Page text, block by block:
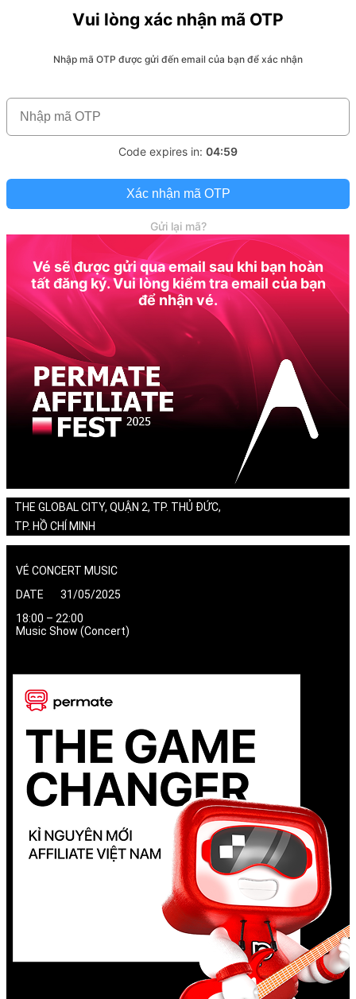
Vui lòng xác nhận mã OTP
Nhập mã OTP được gửi đến email của bạn để xác nhận
Code expires in: 04:59
Xác nhận mã OTP
Gửi lại mã?
Vé sẽ được gửi qua email sau khi bạn hoàn
tất đăng ký. Vui lòng kiểm tra email của bạn
để nhận vé.
THE GLOBAL CITY, QUẬN 2, TP. THỦ ĐỨC,
TP. HỒ CHÍ MINH
VÉ CONCERT MUSIC
DATE 31/05/2025
18:00 – 22:00
Music Show (Concert)